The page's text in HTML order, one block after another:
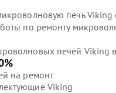
печь Viking
по ремонту
печей Viking
на ремонт
Viking